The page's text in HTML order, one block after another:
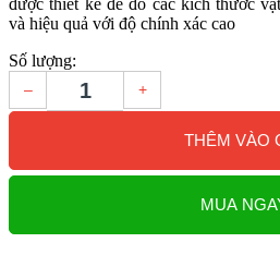
và hiệu quả với độ chính xác cao
Số lượng:
– +
THÊM VÀO
MUA